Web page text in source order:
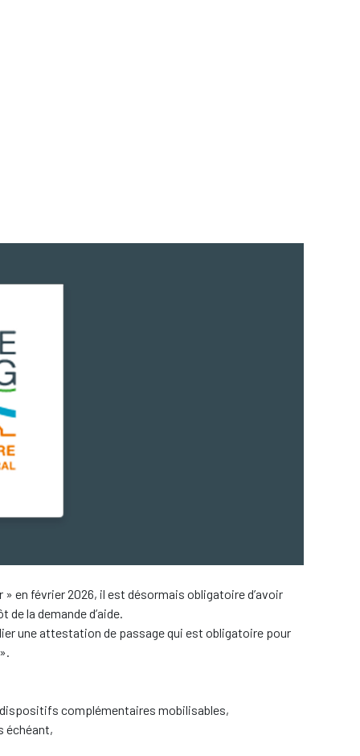
en février 2026, il est désormais obligatoire d’avoir
la demande d’aide.
une attestation de passage qui est obligatoire pour
complémentaires mobilisables,
échéant,